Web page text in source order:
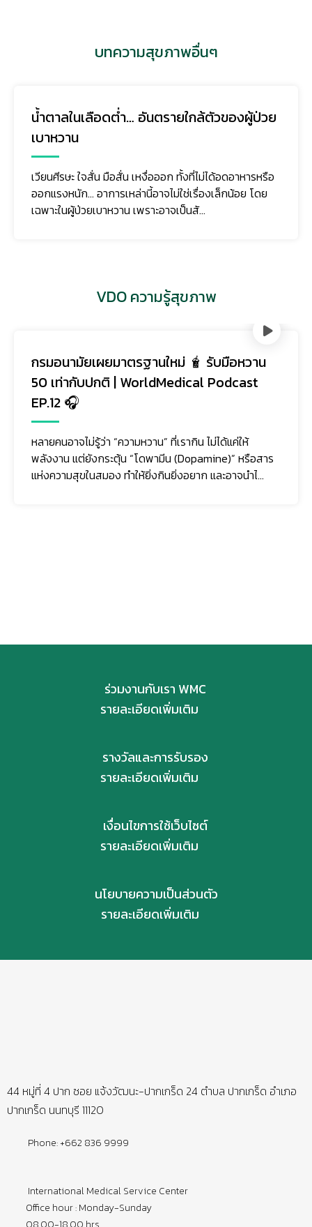
บทความสุขภาพอื่นๆ
มะเร็งถุงน้ำดี (Gallbladder Cancer) ภัย
เงียบที่ตรวจพบช้า แต่ป้องกันและรับมือได้ หาก
รู้เท่าทัน
มะเร็งถุงน้ำดีเป็นมะเร็งที่พบไม่บ่อยเมื่อเทียบกับมะเร็งชนิด
อื่น แต่มีความรุนแรงสูง เนื่องจากในระยะแรกมักไม่มีอาการ
VDO ความรู้สุขภาพ
รับมือความเครียดยังไง ในวันที่โลกผันผวน
WorldMedical Podcast EP.11 🎧
ร่างกาย ทั้งการนอนหลับที่แย่ลง ภูมิคุ้มกันลดลง
อ่อนเพลีย หรือป่วยง่าย
ร่วมงานกับเรา WMC
รายละเอียดเพิ่มเติม
รางวัลและการรับรอง
รายละเอียดเพิ่มเติม
เงื่อนไขการใช้เว็บไซต์
รายละเอียดเพิ่มเติม
นโยบายความเป็นส่วนตัว
รายละเอียดเพิ่มเติม
44 หมู่ที่ 4 ปาก ซอย แจ้งวัฒนะ-ปากเกร็ด 24 ตำบล ปากเกร็ด อำเภอ
ปากเกร็ด นนทบุรี 11120
Phone: +662 836 9999
International Medical Service Center
Office hour : Monday-Sunday